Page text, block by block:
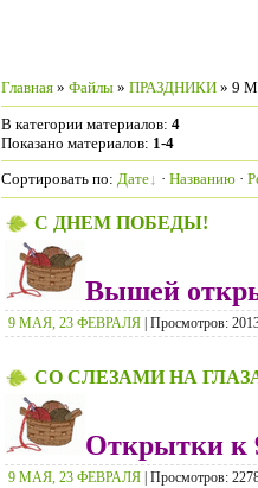
Главная » Файлы » ПРАЗДНИКИ » 9
В категории материалов: 4
Показано материалов: 1-4
Сортировать по: Дате · Названию ·
С ДНЕМ ПОБЕДЫ!
Вышей
9 МАЯ, 23 ФЕВРАЛЯ | Просмотров:
СО СЛЕЗАМИ НА
Открытки к
9 МАЯ, 23 ФЕВРАЛЯ | Просмотров: